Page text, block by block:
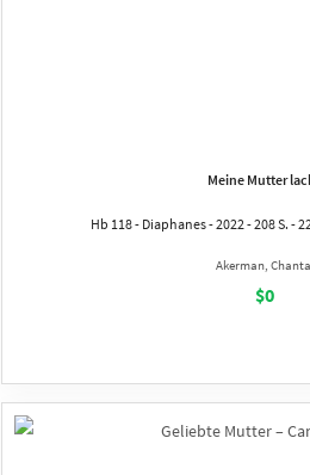
Meine Mutter
Hb 118 - Diaphanes - 2022 - 208 S. -
Akerman,
$0